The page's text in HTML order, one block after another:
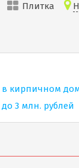
Плитка
в кирпичном
до 3 млн. рублей